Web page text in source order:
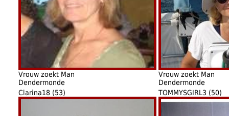
Vrouw zoekt Man
Dendermonde
Vrouw zoekt Man
Dendermonde
Clarina18 (53)
TOMMYSGIRL3 (50)